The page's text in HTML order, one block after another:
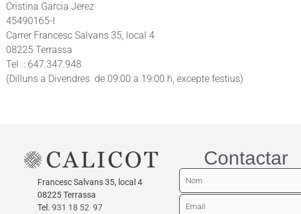
Cristina Garcia Jerez
45490165-I
Carrer Francesc Salvans 35, local 4
08225 Terrassa
Tel .: 647.347.948
(Dilluns a Divendres de 09:00 a 19:00 h, excepte festius)
Francesc Salvans 35, local 4
08225 Terrassa
Tel.931 18 52 97
Contactar